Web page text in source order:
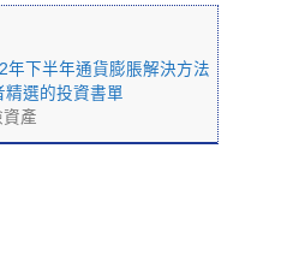
下半年通貨膨脹解決方法
精選的投資書單
產